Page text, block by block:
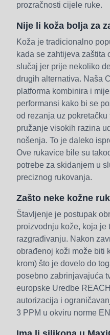
prozračnosti cijele ruke.
Nije li koža bolja za
Koža je tradicionalno
kada se zahtijeva zaštita
slučaj jer prije nekoliko
drugih alternativa. Naša
platforma kombinira i
performansi kako bi se
od rezanja uz
pružanje visokih razina
nošenja. To je daleko
Ove rukavice bile su
potrebe za skidanjem u
preciznog rukovanja.
Zašto neke kožne
Štavljenje je postupak
proizvodnju kože, koja je
razgrađivanju. Nakon
obrađenoj koži može biti
krom) što je dovelo do
posebno zabrinjavajuća
europske Uredbe
autorizacija i
3 PPM u okviru norme